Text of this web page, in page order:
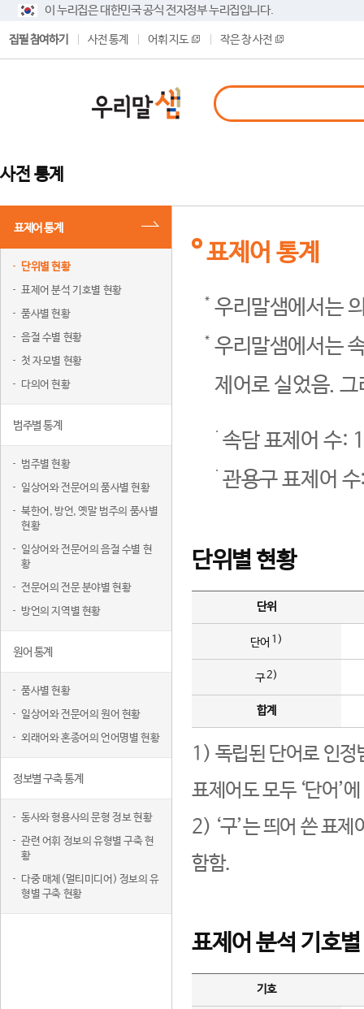
이 누리집은 대한민국 공식 전자정부 누리집입니다.
집필 참여하기 사전 통계 어휘 지도 작은 창 사전
사전 통계
표제어 통계
단위별 현황
표제어 분석 기호별 현황
품사별 현황
음절 수별 현황
첫 자모별 현황
다의어 현황
범주별 통계
범주별 현황
일상어와 전문어의 품사별 현황
북한어, 방언, 옛말 범주의 품사별
현황
일상어와 전문어의 음절 수별 현
황
전문어의 전문 분야별 현황
방언의 지역별 현황
원어 통계
품사별 현황
일상어와 전문어의 원어 현황
외래어와 혼종어의 언어명별 현황
정보별 구축 통계
동사와 형용사의 문형 정보 현황
관련 어휘 정보의 유형별 구축 현
황
다중 매체(멀티미디어) 정보의 유
형별 구축 현황
표제어 통계
우리말샘에서는
우리말샘에서는
제어로 실었음.
속담 표제어 수:
관용구 표제어
단위별 현황
단위
단어 1)
구2)
합계
1) 독립된 단어로 인정
표제어도 모두 ‘단어’
2) ‘구’는 띄어 쓴 표
함함.
표제어 분석 기호
기호